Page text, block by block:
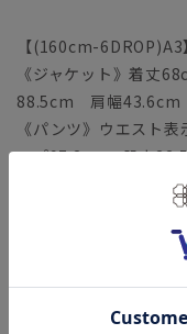
【(160cm-6DROP)A3
《ジャケット》着丈
88.5cm 肩幅
《パンツ》ウエスト
ップ97.2cm 股上
21.1cm 裾幅18.6cm
《ジレ》着丈
【(165cm-6DROP)A4
《ジャケット》着丈
90.5cm 肩幅
《パンツ》ウエスト